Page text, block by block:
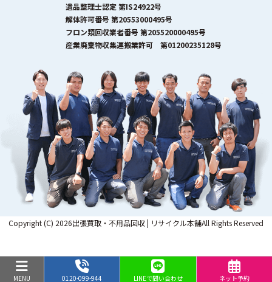
遺品整理士認定 第IS24922号
解体許可番号 第20553000495号
フロン類回収業者番号 第205520000495号
産業廃棄物収集運搬業許可 第01200235128号
Copyright (C) 2026出張買取・不用品回収 | リサイクル本舗All Rights Reserved
MENU 0120-099-944 LINEで問い合わせ ネット予約